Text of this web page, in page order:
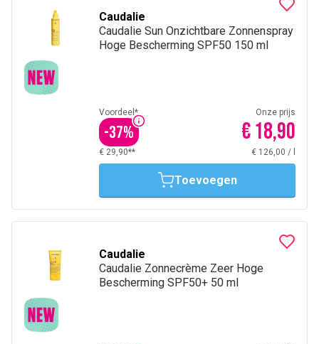
Caudalie
Caudalie Sun Onzichtbare Zonnenspray
Hoge Bescherming SPF50 150 ml
Voordeel*
-37%
Onze prijs
€ 18,90
€ 29,90** € 126,00 /
Toevoegen
Caudalie
Caudalie Zonnecrème Zeer Hoge
Bescherming SPF50+ 50 ml